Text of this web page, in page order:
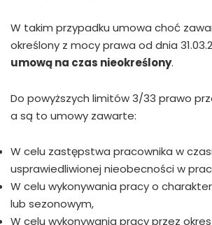
W takim przypadku umowa choć
określony z mocy prawa od dnia
umową na czas nieokreślony.
Do powyższych limitów 3/33 prawo
a są to umowy zawarte:
W celu zastępstwa pracownika w
usprawiedliwionej nieobecności w
W celu wykonywania pracy o
lub sezonowym,
W celu wykonywania pracy przez